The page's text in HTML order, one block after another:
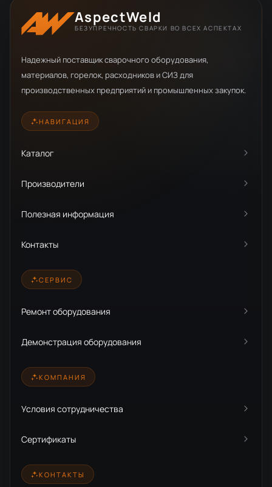
AspectWeld
БЕЗУПРЕЧНОСТЬ СВАРКИ ВО ВСЕХ АСПЕКТАХ
Надежный поставщик сварочного оборудования,
материалов, горелок, расходников и СИЗ для
производственных предприятий и промышленных закупок.
НАВИГАЦИЯ
Каталог
Производители
Полезная информация
Контакты
СЕРВИС
Ремонт оборудования
Демонстрация оборудования
КОМПАНИЯ
Условия сотрудничества
Сертификаты
КОНТАКТЫ